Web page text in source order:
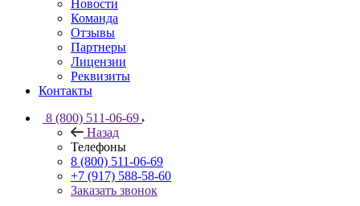
Новости
Команда
Отзывы
Партнеры
Лицензии
Реквизиты
Контакты
8 (800) 511-06-69
Назад
Телефоны
8 (800) 511-06-69
+7 (917) 588-58-60
Заказать звонок